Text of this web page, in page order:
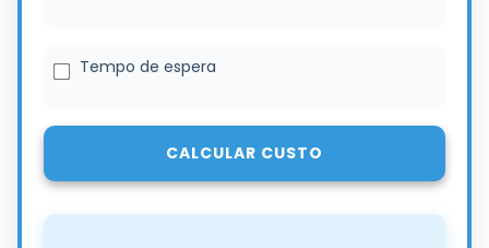
Tempo de espera
CALCULAR CUSTO